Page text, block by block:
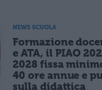
NEWS SCUOLA
Formazione
e ATA, il PIAO
2028 fissa
40 ore annue e
sulla didattica